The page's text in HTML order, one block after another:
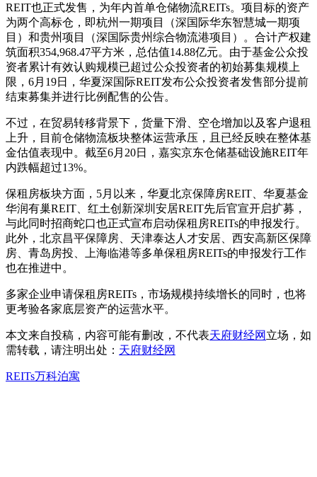
REIT也正式发售，为年内首单仓储物流REITs。项目标的资产
为两个高标仓，即杭州一期项目（深国际华东智慧城一期项
目）和贵州项目（深国际贵州综合物流港项目）。合计产权建
筑面积354,968.47平方米，总估值14.88亿元。由于基金公众投
资者累计有效认购规模已超过公众投资者的初始募集规模上
限，6月19日，华夏深国际REIT发布公众投资者发售部分提前
结束募集并进行比例配售的公告。
不过，在贸易转移背景下，货量下滑、空仓增加以及客户退租
上升，目前仓储物流板块整体运营承压，且已经反映在整体基
金估值表现中。截至6月20日，嘉实京东仓储基础设施REIT年
内跌幅超过13%。
保租房板块方面，5月以来，华夏北京保障房REIT、华夏基金
华润有巢REIT、红土创新深圳安居REIT先后官宣开启扩募，
与此同时招商蛇口也正式宣布启动保租房REITs的申报发行。
此外，北京昌平保障房、天津泰达人才安居、西安高新区保障
房、青岛房投、上海临港等多单保租房REITs的申报发行工作
也在推进中。
多家企业申请保租房REITs，市场规模持续增长的同时，也将
更考验各家底层资产的运营水平。
本文来自投稿，内容可能有删改，不代表天府财经网 立场，如
需转载，请注明出处： 天府财经网
REITs万科泊寓